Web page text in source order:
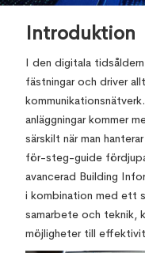
Introduktion
I den digitala
fästningar och driver
anläggningar kommer
särskilt när man
för-steg-guide
avancerad Building
i kombination med ett
samarbete och teknik,
möjligheter till